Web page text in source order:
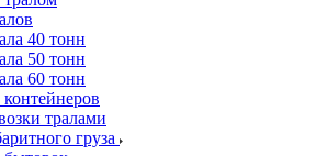
40 тонн
50 тонн
60 тонн
тралами
груза